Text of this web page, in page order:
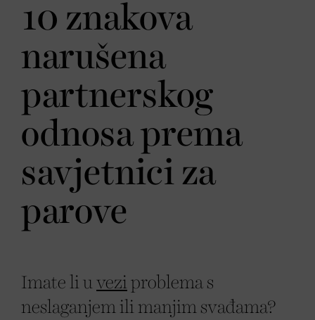
10 znakova
narušena
partnerskog
odnosa prema
savjetnici za
parove
Imate li u vezi problema s
neslaganjem ili manjim svađama?